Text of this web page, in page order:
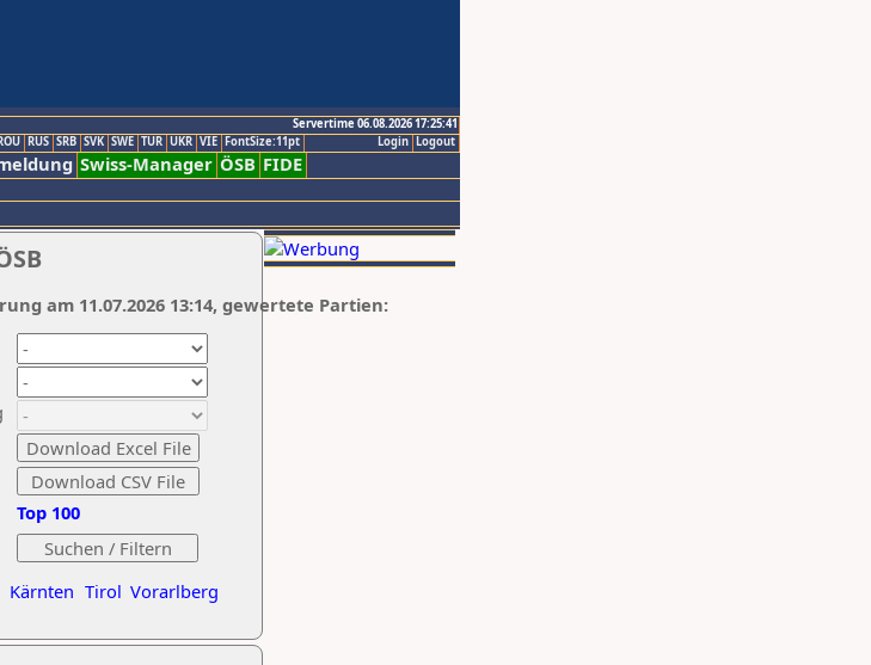
Servertime 06.08.2026 17:25:41
Logout
Login
RUS SRB SVK SWE TUR UKR VIE FontSize:11pt
Swiss-Manager ÖSB FIDE
Kärnten Tirol Vorarlberg
Top 100
am 11.07.2026 13:14, gewertete Partien: